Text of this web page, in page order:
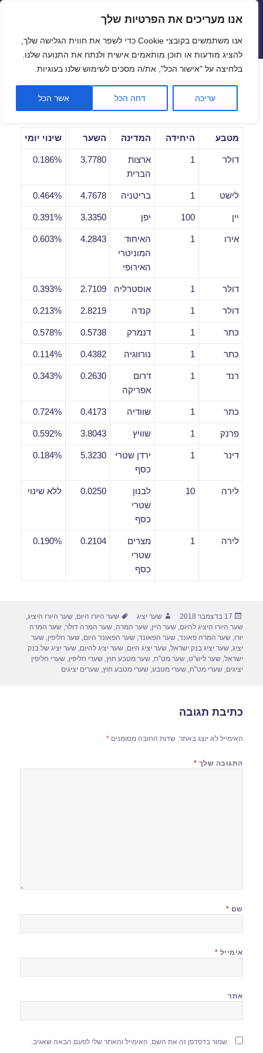
פתח
אנו מעריכים את הפרטיות שלך
אנו משתמשים בקובצי Cookie כדי לשפר את חווית הגלישה שלך,
להציג מודעות או תוכן מותאמים אישית ולנתח את התנועה שלנו.
בלחיצה על "אישור הכל", את/ה מסכים לשימוש שלנו בעוגיות.
עריכה דחה הכל אשר הכל
שערי חליפין יציגים – שער יציג
תפריטים
ווידג'טים
שערי חליפין יומיים לתאריך
17/12/2018
מטבע היחידה המדינה השער שינוי יומי
דולר 1
ארצות
הברית
3.7780
0.186%
לישט 1 בריטניה 4.7678
0.464%
יין 100 יפן 3.3350
0.391%
אירו 1
האיחוד
המוניטרי
האירופי
4.2843
0.603%
דולר 1 אוסטרליה 2.7109
0.393%
דולר 1 קנדה 2.8219
0.213%
כתר 1 דנמרק 0.5738
0.578%
כתר 1 נורווגיה 0.4382
0.114%
רנד 1
דרום
אפריקה
0.2630
0.343%
כתר 1 שוודיה 0.4173
0.724%
פרנק 1 שוויץ 3.8043
0.592%
דינר 1
ירדן שטרי
כסף
5.3230
0.184%
לירה 10
לבנון
שטרי
כסף
0.0250 ללא שינוי
לירה 1
מצרים
שטרי
כסף
0.2104
0.190%
פורסם
בתאריך
17 בדצמבר 2018 מחבר
שער יציג תגיות
שער היורו היום,שער היורו היציג,
שער היורו היציג להיום,שער היין,שער המרה,שער המרה דולר,שער המרה
יורו,שער המרה פאונד,שער הפאונד,שער הפאונד היום,שער חליפין,שער
יציג,שער יציג בנק ישראל,שער יציג היום,שער יציג להיום,שער יציג של בנק
ישראל,שער ליש"ט,שער מט"ח,שער מטבע חוץ,שערי חליפין,שערי חליפין
יציגים,שערי מט"ח,שערי מטבע,שערי מטבע חוץ,שערים יציגים
כתיבת תגובה
האימייל לא יוצג באתר. שדות החובה מסומנים*
התגובה שלך *
שם *
אימייל *
אתר
שמור בדפדפן זה את השם, האימייל והאתר שלי לפעם הבאה שאגיב.